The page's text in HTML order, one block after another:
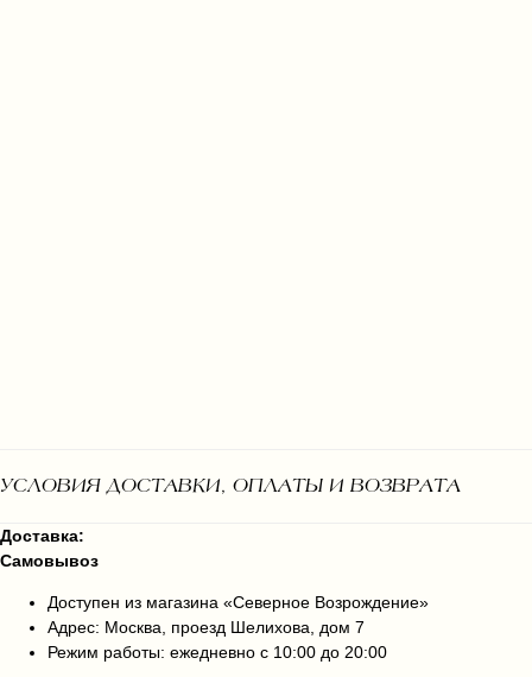
УСЛОВИЯ ДОСТАВКИ, ОПЛАТЫ И ВОЗВРАТА
Доставка:
Самовывоз
Доступен из магазина «Северное Возрождение»
Адрес: Москва, проезд Шелихова, дом 7
Режим работы: ежедневно с 10:00 до 20:00